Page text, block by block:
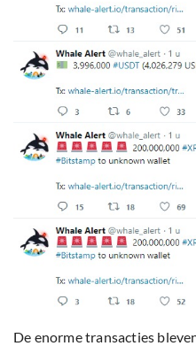
De enorme transacties